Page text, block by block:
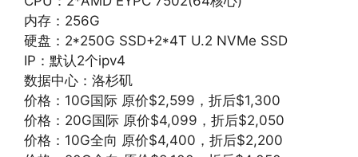
内存：256G
硬盘：2*250G SSD+2*4T U.2 NVMe SSD
IP：默认2个ipv4
数据中心：洛杉矶
价格：10G国际 原价$2,599，折后$1,300
价格：20G国际 原价$4,099，折后$2,050
价格：10G全向 原价$4,400，折后$2,200